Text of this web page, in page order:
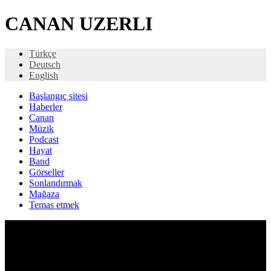
CANAN UZERLI
Türkçe
Deutsch
English
Başlangıç ​​sitesi
Haberler
Canan
Müzik
Podcast
Hayat
Band
Görseller
Sonlandırmak
Mağaza
Temas etmek